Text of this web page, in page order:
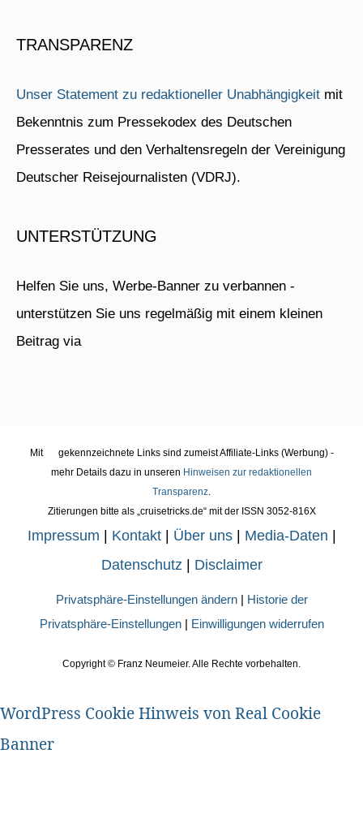
TRANSPARENZ
Unser Statement zu redaktioneller Unabhängigkeit mit
Bekenntnis zum Pressekodex des Deutschen
Presserates und den Verhaltensregeln der Vereinigung
Deutscher Reisejournalisten (VDRJ).
UNTERSTÜTZUNG
Helfen Sie uns, Werbe-Banner zu verbannen -
unterstützen Sie uns regelmäßig mit einem kleinen
Beitrag via
Mit
gekennzeichnete Links sind zumeist Affiliate-Links (Werbung) -
mehr Details dazu in unseren Hinweisen zur redaktionellen
Transparenz
Zitierungen bitte als „cruisetricks.de“ mit der ISSN 3052-816X
Impressum | Kontakt| Über uns| Media-Daten |
Datenschutz | Disclaimer
Privatsphäre-Einstellungen ändern| Historie der
Privatsphäre-Einstellungen| Einwilligungen widerrufen
Copyright © Franz Neumeier. Alle Rechte vorbehalten.
WordPress Cookie Hinweis von Real Cookie
Banner